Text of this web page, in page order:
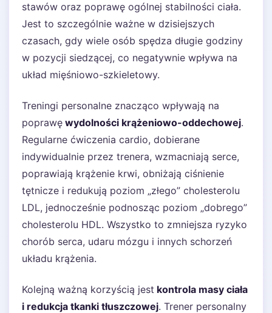
stawów oraz poprawę ogólnej stabilności ciała.
Jest to szczególnie ważne w dzisiejszych
czasach, gdy wiele osób spędza długie godziny
w pozycji siedzącej, co negatywnie wpływa na
układ mięśniowo-szkieletowy.
Treningi personalne znacząco wpływają na
poprawę wydolności krążeniowo-oddechowej.
Regularne ćwiczenia cardio, dobierane
indywidualnie przez trenera, wzmacniają serce,
poprawiają krążenie krwi, obniżają ciśnienie
tętnicze i redukują poziom „złego” cholesterolu
LDL, jednocześnie podnosząc poziom „dobrego”
cholesterolu HDL. Wszystko to zmniejsza ryzyko
chorób serca, udaru mózgu i innych schorzeń
układu krążenia.
Kolejną ważną korzyścią jest kontrola masy ciała
i redukcja tkanki tłuszczowej. Trener personalny